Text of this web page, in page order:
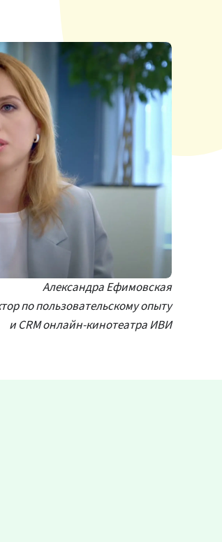
Александра Ефимовская
по пользовательскому опыту
и CRM онлайн-кинотеатра ИВИ